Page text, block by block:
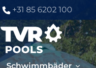
+31 85 6202 100
Schwimmbäder